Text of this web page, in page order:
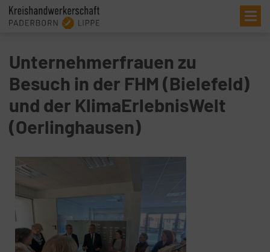
Unternehmerfrauen zu
Besuch in der FHM (Bielefeld)
und der KlimaErlebnisWelt
(Oerlinghausen)